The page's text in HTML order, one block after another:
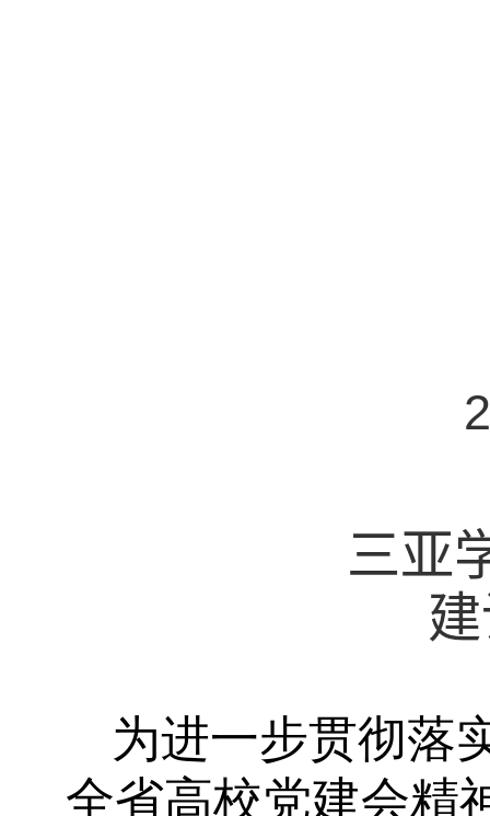
三亚
为进一步贯彻落
全省高校党建会精